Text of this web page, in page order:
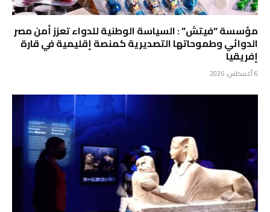
مؤسسة “فيتش” : السياسة الوطنية للدواء تعزز أمن مصر
الدوائي وطموحاتها التصديرية كمنصة إقليمية في قارة
إفريقيا
6 أغسطس، 2026